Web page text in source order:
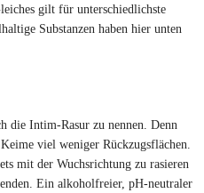
gilt für unterschiedlichste
Substanzen haben hier unten
die Intim-Rasur zu nennen. Denn
viel weniger Rückzugsflächen.
mit der Wuchsrichtung zu rasieren
Ein alkoholfreier, pH-neutraler